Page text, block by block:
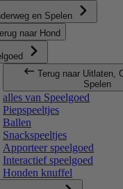
en Spelen
naar Hond
Terug naar Uitlaten,
Spelen
alles van Speelgoed
Piepspeeltjes
Ballen
Snackspeeltjes
Apporteer speelgoed
Interactief speelgoed
Honden knuffel